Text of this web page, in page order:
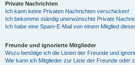
Private Nachrichten
Ich kann keine Privaten Nachrichten verschicken!
Ich bekomme ständig unerwünschte Private
Ich habe eine Spam-E-Mail von einem Mitglied
Freunde und ignorierte Mitglieder
Wozu benötige ich die Listen der Freunde und
Wie kann ich Mitglieder zur Liste der Freunde oder